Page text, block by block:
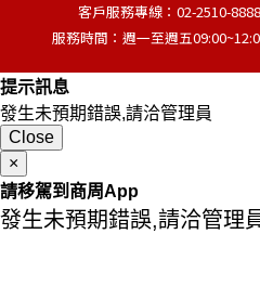
客戶服務專線：02-2510-
服務時間：週一至週五
提示訊息
發生未預期錯誤,請洽管理員
Close
×
請移駕到商周App
發生未預期錯誤,請洽管理